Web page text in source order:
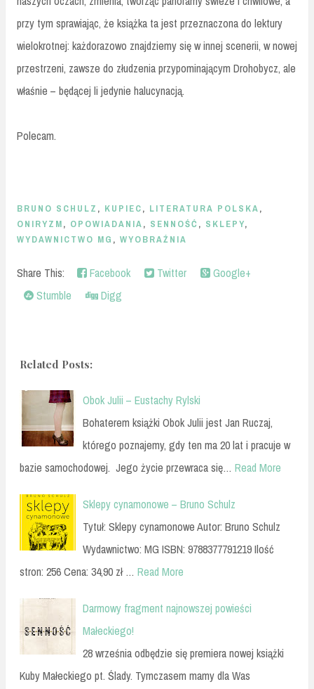
przy tym sprawiając, że książka ta jest przeznaczona do lektury
wielokrotnej: każdorazowo znajdziemy się w innej scenerii, w nowej
przestrzeni, zawsze do złudzenia przypominającym Drohobycz, ale
właśnie – będącej li jedynie halucynacją.
Polecam.
BRUNO SCHULZ , KUPIEC, LITERATURA POLSKA,
ONIRYZM, OPOWIADANIA, SENNOŚĆ , SKLEPY,
WYDAWNICTWO MG , WYOBRAŹNIA
Share This: Facebook Twitter
Google+
Stumble
Digg
Related Posts:
Obok Julii – Eustachy Rylski
Bohaterem książki Obok Julii jest Jan Ruczaj,
którego poznajemy, gdy ten ma 20 lat i pracuje w
bazie samochodowej. Jego życie przewraca się… Read More
Sklepy cynamonowe – Bruno Schulz
Tytuł: Sklepy cynamonowe Autor: Bruno Schulz
Wydawnictwo: MG ISBN: 9788377791219 Ilość
stron: 256 Cena: 34,90 zł … Read More
Darmowy fragment najnowszej powieści
Małeckiego!
28 września odbędzie się premiera nowej książki
Kuby Małeckiego pt. Ślady. Tymczasem mamy dla Was